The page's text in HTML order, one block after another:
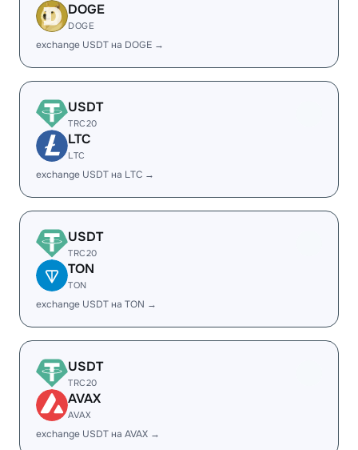
DOGE
DOGE
exchange USDT на DOGE →
USDT
TRC20
LTC
LTC
exchange USDT на LTC →
USDT
TRC20
TON
TON
exchange USDT на TON →
USDT
TRC20
AVAX
AVAX
exchange USDT на AVAX →